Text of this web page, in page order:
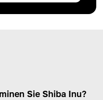
Sie Shiba Inu?